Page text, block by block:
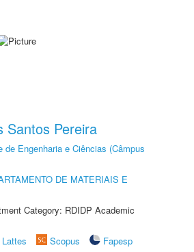
Santos Pereira
de Engenharia e Ciências (Câmpus
DE MATERIAIS E
Category: RDIDP Academic
Scopus
Fapesp